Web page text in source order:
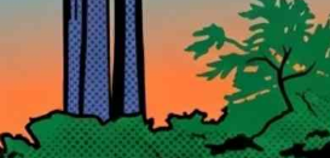
CULTURA
DEPORTES